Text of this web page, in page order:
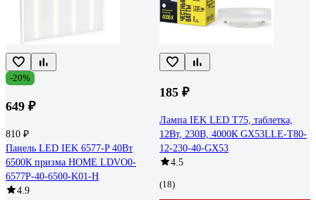
-20%
649 ₽
810 ₽
Панель LED IEK 6577-P 40Вт
6500К призма HOME LDVO0-
6577P-40-6500-K01-H
4.9
185 ₽
Лампа IEK LED T75, таблетка,
12Вт, 230В, 4000К GX53LLE-T80-
12-230-40-GX53
4.5
(18)